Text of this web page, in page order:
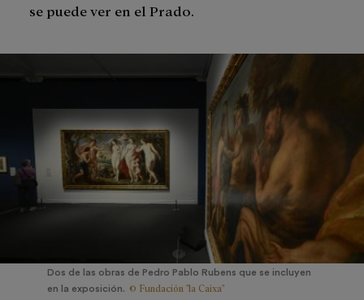
se puede ver en el Prado.
Dos de las obras de Pedro Pablo Rubens que se incluyen
en la exposición. © Fundación "la Caixa"